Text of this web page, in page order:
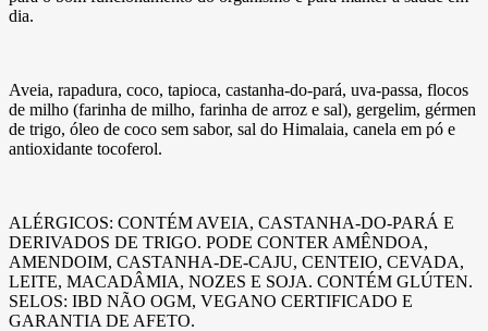
dia.
Aveia, rapadura, coco, tapioca, castanha-do-pará, uva-passa, flocos
de milho (farinha de milho, farinha de arroz e sal), gergelim, gérmen
de trigo, óleo de coco sem sabor, sal do Himalaia, canela em pó e
antioxidante tocoferol.
ALÉRGICOS: CONTÉM AVEIA, CASTANHA-DO-PARÁ E
DERIVADOS DE TRIGO. PODE CONTER AMÊNDOA,
AMENDOIM, CASTANHA-DE-CAJU, CENTEIO, CEVADA,
LEITE, MACADÂMIA, NOZES E SOJA. CONTÉM GLÚTEN.
SELOS: IBD NÃO OGM, VEGANO CERTIFICADO E
GARANTIA DE AFETO.